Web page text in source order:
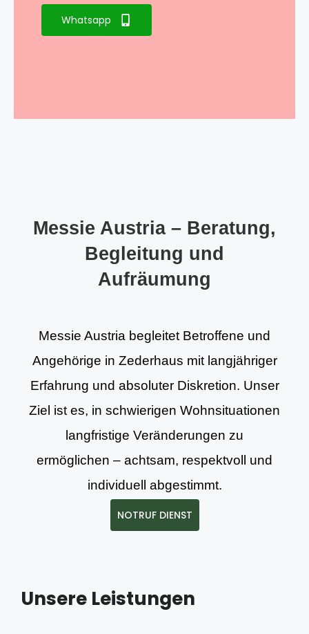
Whatsapp
Messie Austria – Beratung,
Begleitung und
Aufräumung
Messie Austria begleitet Betroffene und
Angehörige in Zederhaus mit langjähriger
Erfahrung und absoluter Diskretion. Unser
Ziel ist es, in schwierigen Wohnsituationen
langfristige Veränderungen zu
ermöglichen – achtsam, respektvoll und
individuell abgestimmt.
NOTRUF DIENST
Unsere Leistungen